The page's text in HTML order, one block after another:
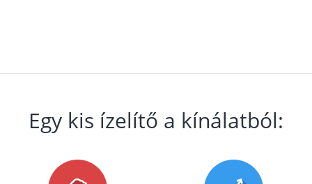
Egy kis ízelítő a kínálatból: